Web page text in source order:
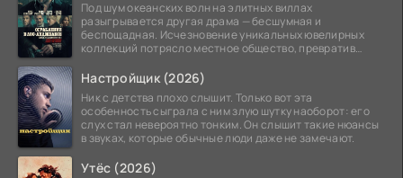
Под шум океанских волн на элитных виллах
разыгрывается другая драма — бесшумная и
беспощадная. Исчезновение уникальных ювелирных
коллекций потрясло местное общество, превратив
Настройщик (2026)
Ник с детства плохо слышит. Только вот эта
особенность сыграла с ним злую шутку наоборот: его
слух стал невероятно тонким. Он слышит такие нюансы
в звуках, которые обычные люди даже не замечают.
Утёс (2026)